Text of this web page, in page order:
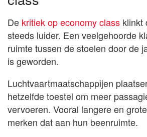
De kritiek op economy class klinkt
steeds luider. Een veelgehoorde
ruimte tussen de stoelen door de
is geworden.
Luchtvaartmaatschappijen
hetzelfde toestel om meer
vervoeren. Vooral langere en
merken dat aan hun beenruimte.